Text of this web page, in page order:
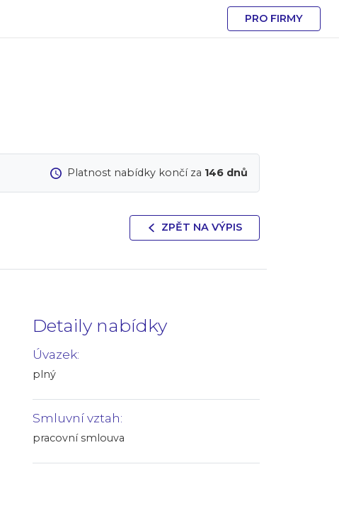
PRO FIRMY
Platnost nabídky končí za 146 dnů
ZPĚT NA VÝPIS
Detaily nabídky
Úvazek:
plný
Smluvní vztah:
pracovní smlouva